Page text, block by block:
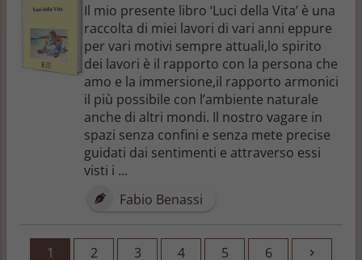
Il mio presente libro ‘Luci della Vita’ è una
raccolta di miei lavori di vari anni eppure
per vari motivi sempre attuali,lo spirito
dei lavori è il rapporto con la persona che
amo e la immersione,il rapporto armonici
il più possibile con l’ambiente naturale
anche di altri mondi. Il nostro vagare in
spazi senza confini e senza mete precise
guidati dai sentimenti e attraverso essi
visti i ...
Fabio Benassi
1 2 3 4 5 6